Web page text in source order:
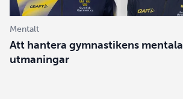
Mentalt
Att hantera gymnastikens mentala
utmaningar